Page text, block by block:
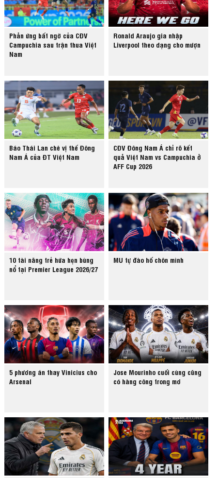
Phản ứng bất ngờ của CĐV
Campuchia sau trận thua Việt
Nam
Ronald Araujo gia nhập
Liverpool theo dạng cho mượn
Báo Thái Lan chê vị thế Đông
Nam Á của ĐT Việt Nam
CĐV Đông Nam Á chỉ rõ kết
quả Việt Nam vs Campuchia ở
AFF Cup 2026
10 tài năng trẻ hứa hẹn bùng
nổ tại Premier League 2026/27
MU tự đào hố chôn mình
5 phương án thay Vinicius cho
Arsenal
Jose Mourinho cuối cùng cũng
có hàng công trong mơ